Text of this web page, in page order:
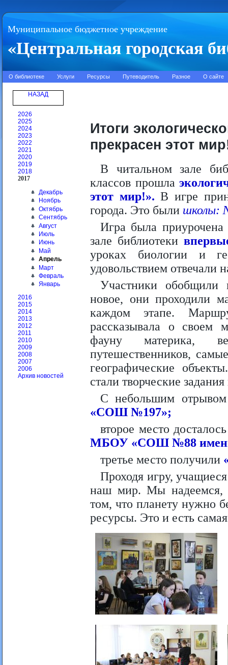
Муниципальное бюджетное учреждение
«Центральная городская
О библиотеке Услуги Ресурсы Путеводитель Разное О сайте
НАЗАД
2026
2025
2024
2023
2022
2021
2020
2019
2018
2017
Декабрь
Ноябрь
Октябрь
Сентябрь
Август
Июль
Июнь
Май
Апрель
Март
Февраль
Январь
2016
2015
2014
2013
2012
2011
2010
2009
2008
2007
2006
Архив новостей
Итоги
прекрасен этот
В читальном зале
классов прошла
этот мир!». В игре
города. Это были школы:
Игра была приурочена
зале библиотеки
уроках биологии и
удовольствием отвечали
Участники обобщили
новое, они проходили
каждом этапе.
рассказывала о своем
фауну материка,
путешественников,
географические
стали творческие
С небольшим
«СОШ №197»;
второе место
МБОУ «СОШ №88 имени
третье место получили
Проходя игру,
наш мир. Мы надеемся,
том, что планету нужно
ресурсы. Это и есть